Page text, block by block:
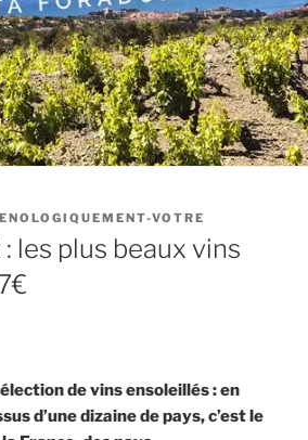
VOTRE
les plus beaux vins
de vins ensoleillés : en
d’une dizaine de pays, c’est le